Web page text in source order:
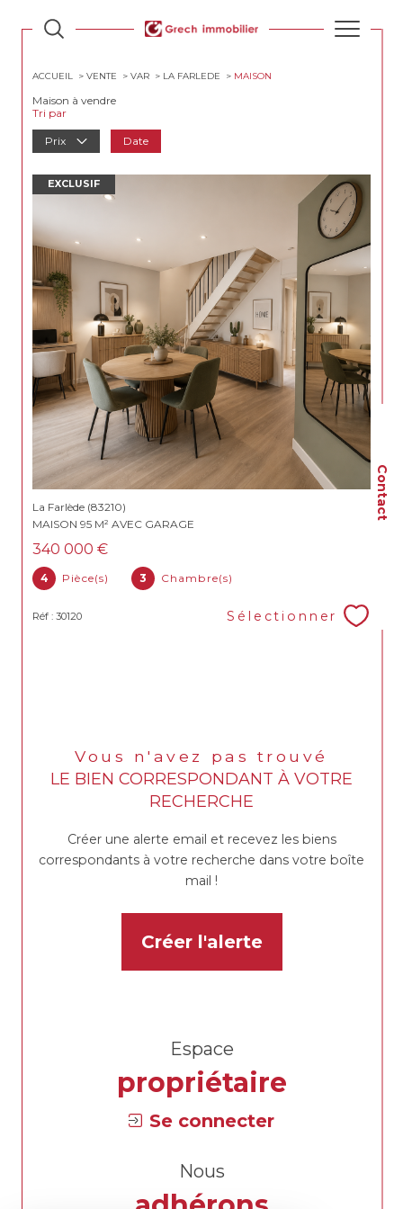
Contact
ACCUEIL VENTE VAR LA FARLEDE MAISON
Maison à vendre
Tri par
Prix Date
EXCLUSIF
La Farlède (83210)
MAISON 95 M² AVEC GARAGE
340 000 €
4 Pièce(s) 3 Chambre(s)
Réf : 30120 Sélectionner
Vous n'avez pas trouvé
LE BIEN CORRESPONDANT À VOTRE
RECHERCHE
Créer une alerte email et recevez les biens
correspondants à votre recherche dans votre boîte
mail !
Créer l'alerte
Espace
propriétaire
Se connecter
Nous